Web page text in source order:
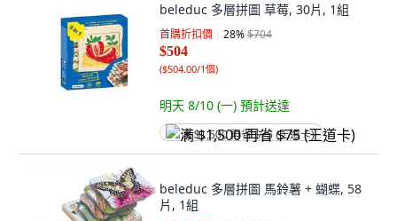
beleduc 多層拼圖 草莓, 30片, 1組
首購折扣價 28%$704
$504
($504.00/1個)
明天 8/10 (一) 預計送達
满 $1,500 再省 $75 (王道卡)
beleduc 多層拼圖 馬鈴薯 + 蝴蝶, 58
片, 1組